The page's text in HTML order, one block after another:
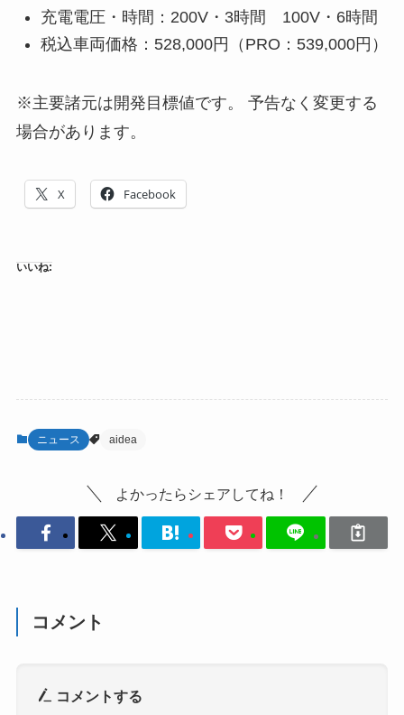
充電電圧・時間：200V・3時間 100V・6時間
税込車両価格：528,000円（PRO：539,000円）
※主要諸元は開発目標値です。 予告なく変更する
場合があります。
X Facebook
いいね:
ニュース aidea
よかったらシェアしてね！
コメント
コメントする